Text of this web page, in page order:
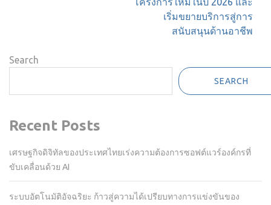
เริ่มขยายบริการสู่การ
สนับสนุนด้านอาชีพ
Search
SEARCH
Recent Posts
เศรษฐกิจดิจิทัลของประเทศไทยเร่งความต้องการซอฟต์แวร์องค์กรที่
ขับเคลื่อนด้วย AI
ระบบอัตโนมัติอัจฉริยะ ก้าวสู่ความได้เปรียบทางการแข่งขันของ